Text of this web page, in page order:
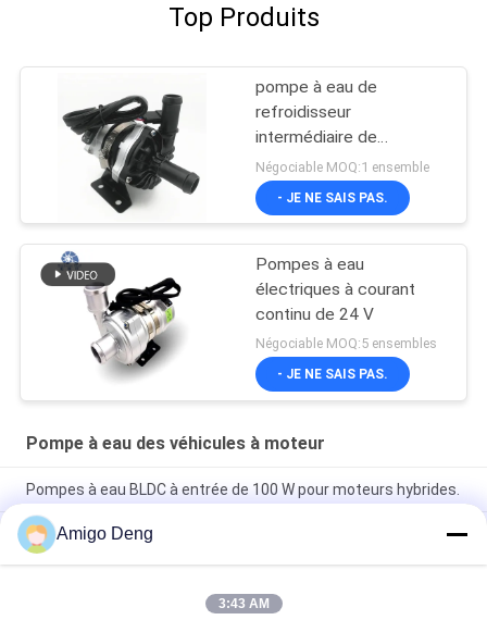
Top Produits
pompe à eau de
refroidisseur
intermédiaire de
turbocompresseur
Négociable MOQ:1 ensemble
- JE NE SAIS PAS.
Pompes à eau
électriques à courant
continu de 24 V
Négociable MOQ:5 ensembles
- JE NE SAIS PAS.
Pompe à eau des véhicules à moteur
Pompes à eau BLDC à entrée de 100 W pour moteurs hybrides.
Pompes de refroidissement pour véhicules électriques de 24
VdC pour le système de refroidissement de véhicules
hybrides de bus.
Une pompe à eau automobile Bextreme Shell 24VDC de haute
Amigo Deng
3:43 AM